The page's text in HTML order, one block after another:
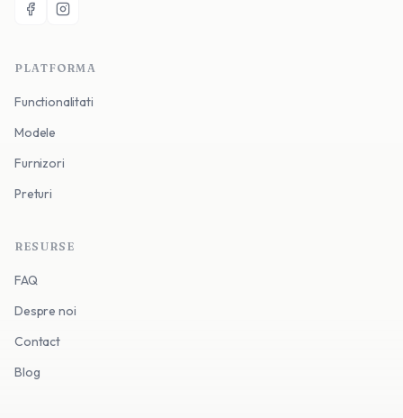
PLATFORMA
Functionalitati
Modele
Furnizori
Preturi
RESURSE
FAQ
Despre noi
Contact
Blog